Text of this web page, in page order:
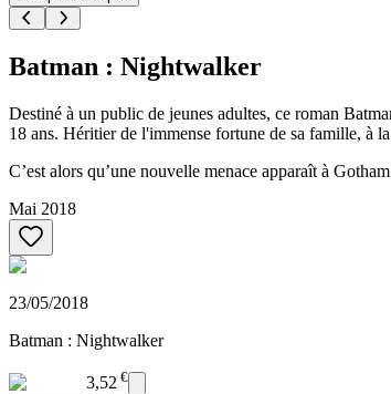
Batman : Nightwalker
Destiné à un public de jeunes adultes, ce roman
18 ans. Héritier de l'immense fortune de sa famille, à
C’est alors qu’une nouvelle menace apparaît à
Mai 2018
23/05/2018
Batman : Nightwalker
3,52 €